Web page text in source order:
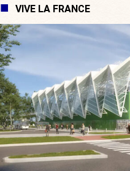
VIVE LA FRANCE